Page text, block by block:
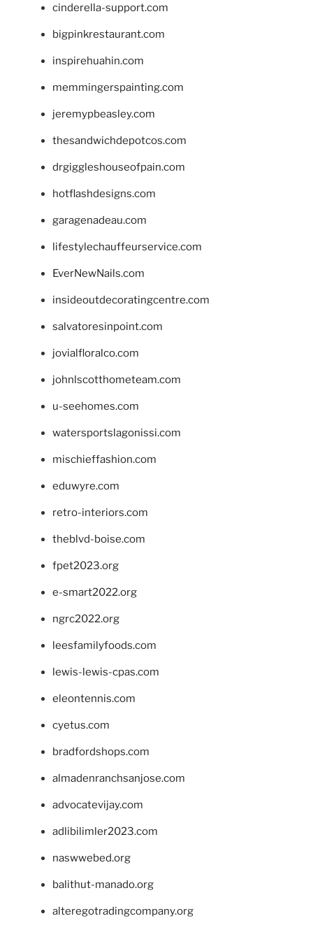
cinderella-support.com
bigpinkrestaurant.com
inspirehuahin.com
memmingerspainting.com
jeremypbeasley.com
thesandwichdepotcos.com
drgiggleshouseofpain.com
hotflashdesigns.com
garagenadeau.com
lifestylechauffeurservice.com
EverNewNails.com
insideoutdecoratingcentre.com
salvatoresinpoint.com
jovialfloralco.com
johnlscotthometeam.com
u-seehomes.com
watersportslagonissi.com
mischieffashion.com
eduwyre.com
retro-interiors.com
theblvd-boise.com
fpet2023.org
e-smart2022.org
ngrc2022.org
leesfamilyfoods.com
lewis-lewis-cpas.com
eleontennis.com
cyetus.com
bradfordshops.com
almadenranchsanjose.com
advocatevijay.com
adlibilimler2023.com
naswwebed.org
balithut-manado.org
alteregotradingcompany.org